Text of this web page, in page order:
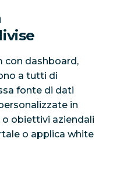
con dashboard,
a tutti di
fonte di dati
in
o obiettivi aziendali
o applica white